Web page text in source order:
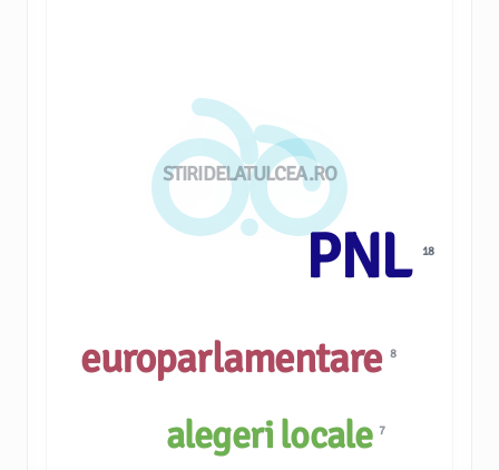
STIRIDELATULCEA.RO
PNL 18
europarlamentare8
alegeri locale7